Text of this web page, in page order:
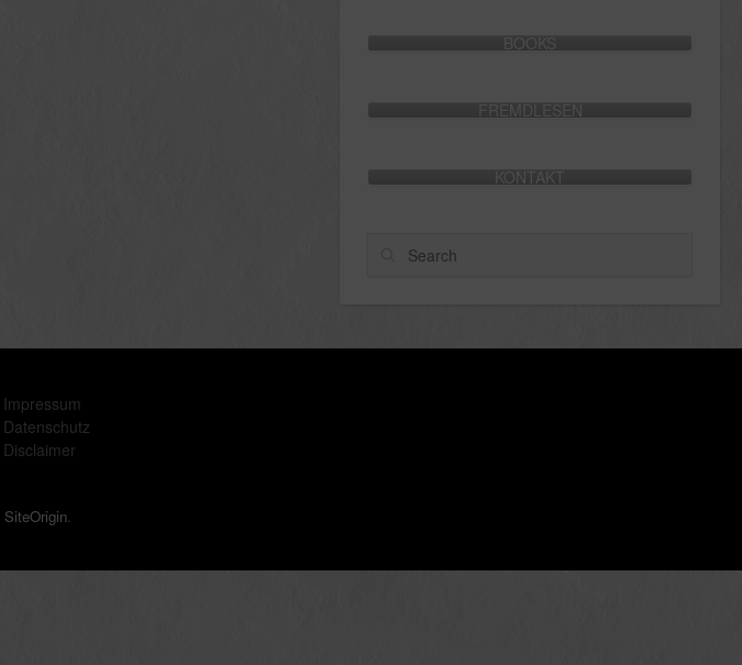
BOOKS
FREMDLESEN
KONTAKT
Search
Impressum
Datenschutz
Disclaimer
SiteOrigin.